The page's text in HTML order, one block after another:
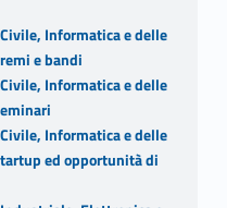
Informatica e delle
e bandi
Informatica e delle
Informatica e delle
ed opportunità di